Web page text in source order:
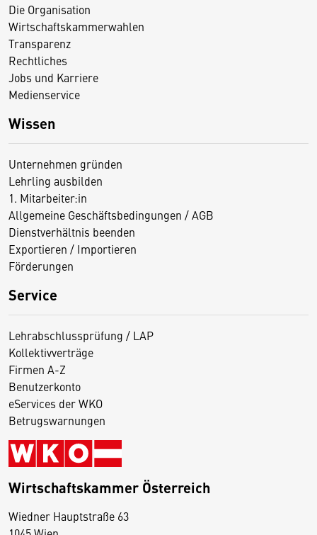
Die Organisation
Wirtschaftskammerwahlen
Transparenz
Rechtliches
Jobs und Karriere
Medienservice
Wissen
Unternehmen gründen
Lehrling ausbilden
1. Mitarbeiter:in
Allgemeine Geschäftsbedingungen / AGB
Dienstverhältnis beenden
Exportieren / Importieren
Förderungen
Service
Lehrabschlussprüfung / LAP
Kollektivverträge
Firmen A-Z
Benutzerkonto
eServices der WKO
Betrugswarnungen
Wirtschaftskammer Österreich
Wiedner Hauptstraße 63
D